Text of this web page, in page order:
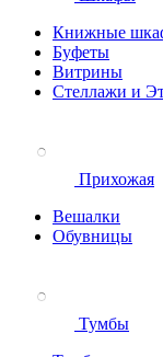
Книжные
Буфеты
Витрины
Стеллажи и
Прихожая
Вешалки
Обувницы
Тумбы